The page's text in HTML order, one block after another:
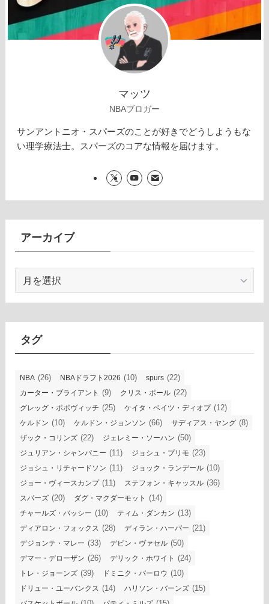
マッツ
NBAブロガー
サンアントニオ・スパーズのことが好きでどうしようもな
い理学療法士。スパーズのコアな情報を届けます。
アーカイブ
カ
イ
タグ
NBA (26) NBAドラフト2026 (10) spurs (22)
カーター・ブライアント (9) クリス・ポール (22)
グレッグ・ポポヴィッチ (25) ケイタ・ベイツ・ディオプ(12)
ケルドン (10) ケルドン・ジョンソン (66) サディアス・ヤング (8)
ザック・コリンズ (22) ジェレミー・ソーハン (50)
ジュリアン・シャンパニー (11) ジョシュ・プリモ (23)
ジョシュ・リチャードソン (11) ジョック・ランデール (10)
ジョー・ヴィースカンプ(11) ステフォン・キャッスル (36)
スパーズ (20) ダグ・マクダーモット (14)
チャールズ・バッシー (10) ティム・ダンカン (13)
ディアロン・フォックス (28) ディラン・ハーパー (21)
デジョンテ・マレー (33) デビン・ヴァセル (50)
デマー・デローザン (26) デリック・ホワイト (24)
トレ・ジョーンズ (39) ドミニク・バーロウ (10)
ドリュー・ユーバンクス (14) ハリソン・バーンズ (15)